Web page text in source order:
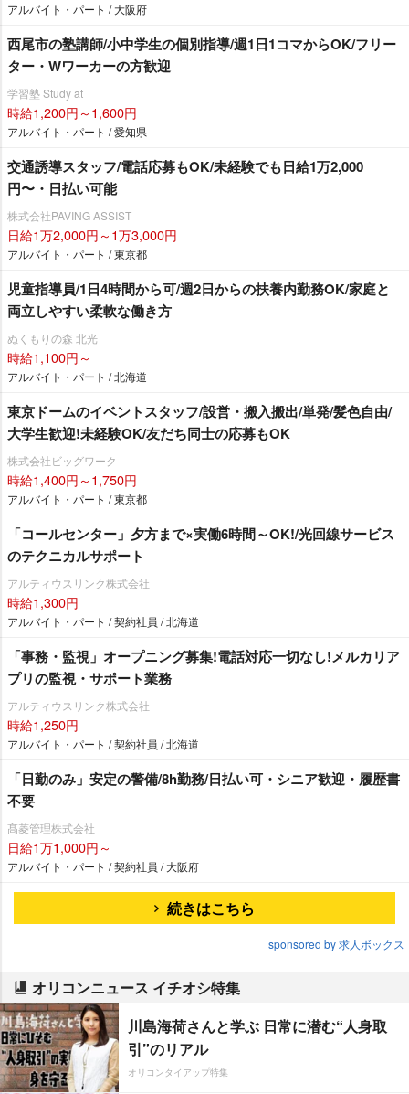
アルバイト・パート / 大阪府
西尾市の塾講師/小中学生の個別指導/週1日1コマからOK/フリー
ター・Wワーカーの方歓迎
学習塾 Study at
時給1,200円～1,600円
アルバイト・パート / 愛知県
交通誘導スタッフ/電話応募もOK/未経験でも日給1万2,000
円〜・日払い可能
株式会社PAVING ASSIST
日給1万2,000円～1万3,000円
アルバイト・パート / 東京都
児童指導員/1日4時間から可/週2日からの扶養内勤務OK/家庭と
両立しやすい柔軟な働き方
ぬくもりの森 北光
時給1,100円～
アルバイト・パート / 北海道
東京ドームのイベントスタッフ/設営・搬入搬出/単発/髪色自由/
大学生歓迎!未経験OK/友だち同士の応募もOK
株式会社ビッグワーク
時給1,400円～1,750円
アルバイト・パート / 東京都
「コールセンター」夕方まで×実働6時間～OK!/光回線サービス
のテクニカルサポート
アルティウスリンク株式会社
時給1,300円
アルバイト・パート / 契約社員 / 北海道
「事務・監視」オープニング募集!電話対応一切なし!メルカリア
プリの監視・サポート業務
アルティウスリンク株式会社
時給1,250円
アルバイト・パート / 契約社員 / 北海道
「日勤のみ」安定の警備/8h勤務/日払い可・シニア歓迎・履歴書
不要
髙菱管理株式会社
日給1万1,000円～
アルバイト・パート / 契約社員 / 大阪府
続きはこちら
sponsored by 求人ボックス
オリコンニュース イチオシ特集
川島海荷さんと学ぶ 日常に潜む“人身取
引”のリアル
オリコンタイアップ特集